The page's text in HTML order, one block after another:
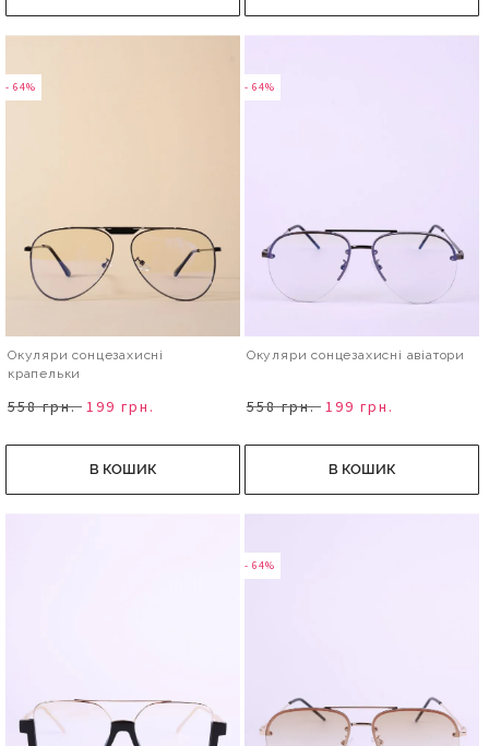
- 64%
Окуляри сонцезахисні
крапельки
558 грн. 199 грн.
В КОШИК
- 64%
Окуляри сонцезахисні авіатори
558 грн. 199 грн.
В КОШИК
- 64%